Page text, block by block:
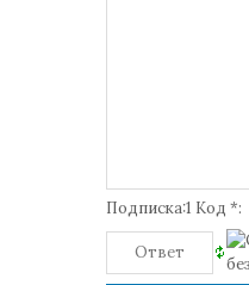
Подписка:1 Код *: